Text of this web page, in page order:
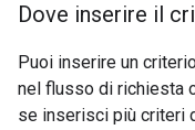
Dove inserire il
Puoi inserire un
nel flusso di richiesta
se inserisci più criteri